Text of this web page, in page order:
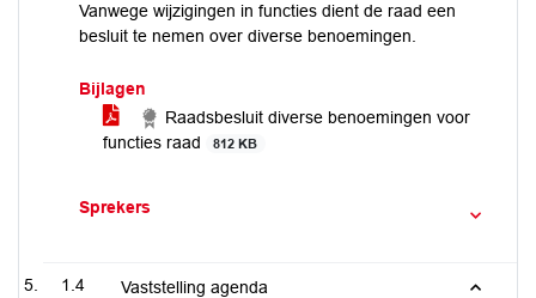
Vanwege wijzigingen in functies dient de raad een
besluit te nemen over diverse benoemingen.
Bijlagen
Raadsbesluit diverse benoemingen voor
functies raad
812 KB
Sprekers
1.4 Vaststelling agenda